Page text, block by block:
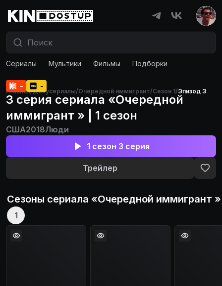
Сериалы Мультики Фильмы Подборки
Главная/Докусериалы/Очередной иммигрант/Сезон 1/Эпизод 3
- -
3 серия сериала «Очередной
иммигрант » | 1 сезон
США2018Люди
1 сезон 3 серия
Трейлер
Сезоны сериала «Очередной иммигрант »
1